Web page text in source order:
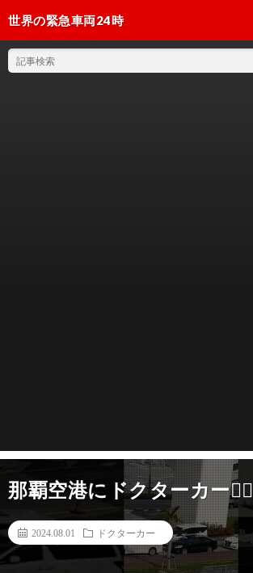
世界の緊急車両24時
那覇空港にドクターカー👩‍⚕️
2024.08.01 ドクターカー